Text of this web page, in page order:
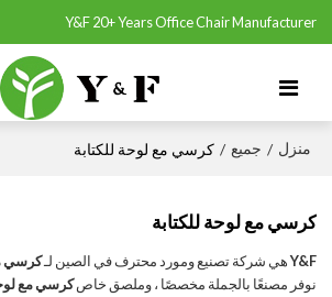
Y&F 20+ Years Office Chair Manufacturer
منزل / جميع / كرسي مع لوحة للكتابة
كرسي مع لوحة للكتابة
Y&Fهي شركة تصنيع ومورد محترف في الصين لـكرسي
نوفر مصنعًا بالجملة مخصصًا ، وملصق خاصكرسي مع